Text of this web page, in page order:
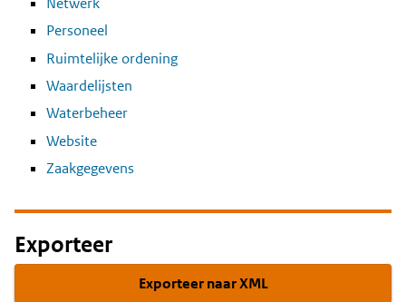
Personeel
Ruimtelijke ordening
Waardelijsten
Waterbeheer
Website
Zaakgegevens
Exporteer
Exporteer naar XML